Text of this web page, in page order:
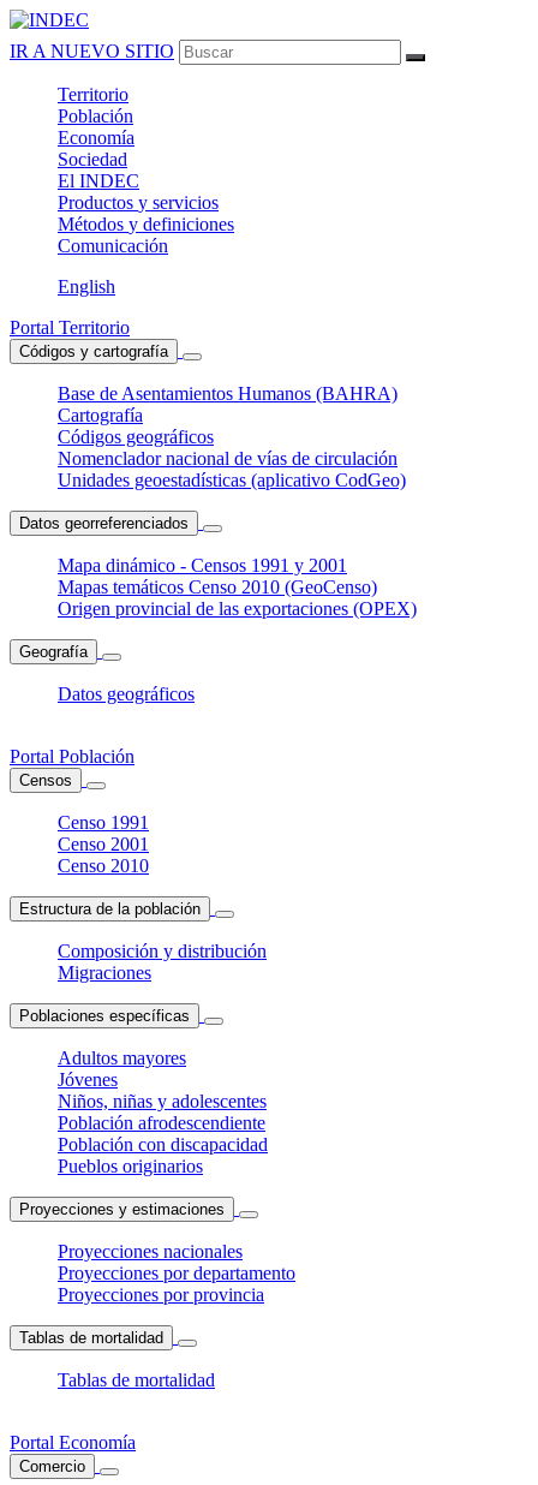
IR A NUEVO SITIO
Territorio
Población
Economía
Sociedad
El INDEC
Productos y servicios
Métodos y definiciones
Comunicación
English
Portal Territorio
Códigos y cartografía
Base de Asentamientos Humanos (BAHRA)
Cartografía
Códigos geográficos
Nomenclador nacional de vías de circulación
Unidades geoestadísticas (aplicativo CodGeo)
Datos georreferenciados
Mapa dinámico - Censos 1991 y 2001
Mapas temáticos Censo 2010 (GeoCenso)
Origen provincial de las exportaciones (OPEX)
Geografía
Datos geográficos
Portal Población
Censos
Censo 1991
Censo 2001
Censo 2010
Estructura de la población
Composición y distribución
Migraciones
Poblaciones específicas
Adultos mayores
Jóvenes
Niños, niñas y adolescentes
Población afrodescendiente
Población con discapacidad
Pueblos originarios
Proyecciones y estimaciones
Proyecciones nacionales
Proyecciones por departamento
Proyecciones por provincia
Tablas de mortalidad
Tablas de mortalidad
Portal Economía
Comercio